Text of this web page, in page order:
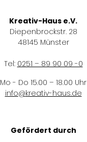
Kreativ-Haus e.V.
Diepenbrockstr. 28
48145 Münster
Tel: 0251 – 89 90 09 -0
Mo - Do 15.00 – 18.00 Uhr
info@kreativ-haus.de
Gefördert durch